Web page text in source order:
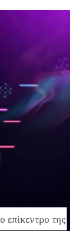
της